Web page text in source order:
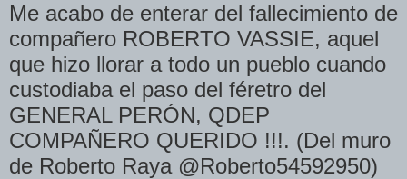
Me acabo de enterar del fallecimiento de
compañero ROBERTO VASSIE, aquel
que hizo llorar a todo un pueblo cuando
custodiaba el paso del féretro del
GENERAL PERÓN, QDEP
COMPAÑERO QUERIDO !!!. (Del muro
de Roberto Raya @Roberto54592950)